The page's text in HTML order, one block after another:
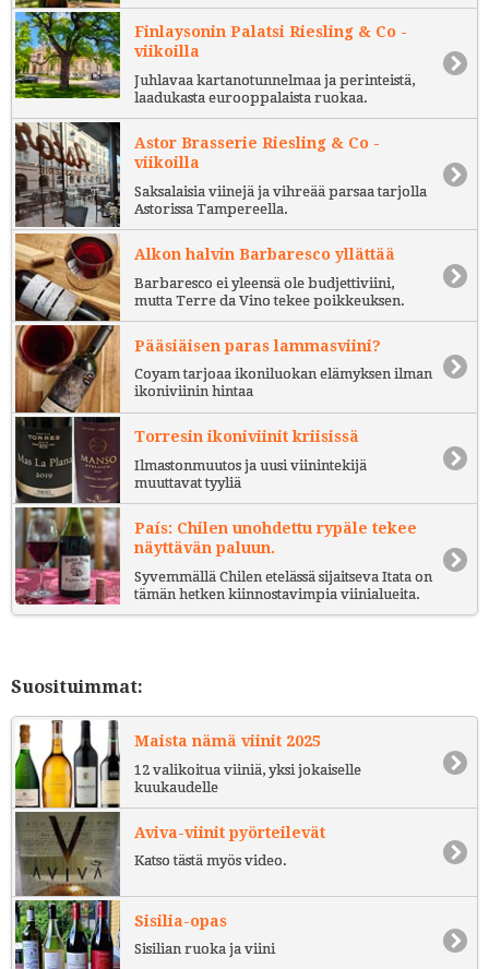
Finlaysonin Palatsi Riesling & Co -
viikoilla
Juhlavaa kartanotunnelmaa ja perinteistä,
laadukasta eurooppalaista ruokaa.
Astor Brasserie Riesling & Co -
viikoilla
Saksalaisia viinejä ja vihreää parsaa tarjolla
Astorissa Tampereella.
Alkon halvin Barbaresco yllättää
Barbaresco ei yleensä ole budjettiviini,
mutta Terre da Vino tekee poikkeuksen.
Pääsiäisen paras lammasviini?
Coyam tarjoaa ikoniluokan elämyksen ilman
ikoniviinin hintaa
Torresin ikoniviinit kriisissä
Ilmastonmuutos ja uusi viinintekijä
muuttavat tyyliä
País: Chilen unohdettu rypäle tekee
näyttävän paluun.
Syvemmällä Chilen etelässä sijaitseva Itata on
tämän hetken kiinnostavimpia viinialueita.
Suosituimmat:
Maista nämä viinit 2025
12 valikoitua viiniä, yksi jokaiselle
kuukaudelle
Aviva-viinit pyörteilevät
Katso tästä myös video.
Sisilia-opas
Sisilian ruoka ja viini